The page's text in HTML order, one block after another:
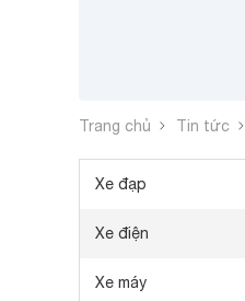
Trang chủ Tin tức
Xe đạp
Xe điện
Xe máy